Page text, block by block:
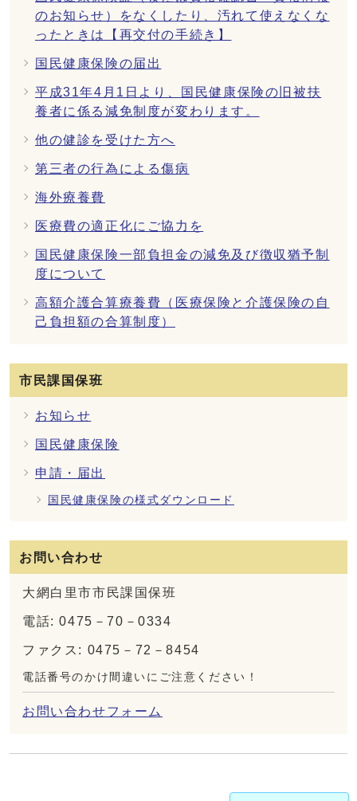
のお知らせ）をなくしたり、汚れて使えなくな
ったときは【再交付の手続き】
国民健康保険の届出
平成31年4月1日より、国民健康保険の旧被扶
養者に係る減免制度が変わります。
他の健診を受けた方へ
第三者の行為による傷病
海外療養費
医療費の適正化にご協力を
国民健康保険一部負担金の減免及び徴収猶予制
度について
高額介護合算療養費（医療保険と介護保険の自
己負担額の合算制度）
市民課国保班
お知らせ
国民健康保険
申請・届出
国民健康保険の様式ダウンロード
お問い合わせ
大網白里市市民課国保班
電話: 0475－70－0334
ファクス: 0475－72－8454
電話番号のかけ間違いにご注意ください！
お問い合わせフォーム